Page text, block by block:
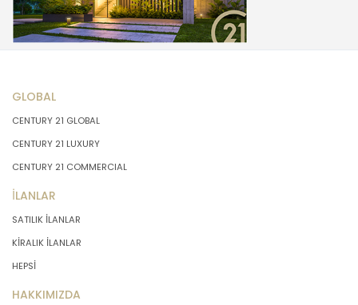
GLOBAL
CENTURY 21 GLOBAL
CENTURY 21 LUXURY
CENTURY 21 COMMERCIAL
İLANLAR
SATILIK İLANLAR
KİRALIK İLANLAR
HEPSİ
HAKKIMIZDA